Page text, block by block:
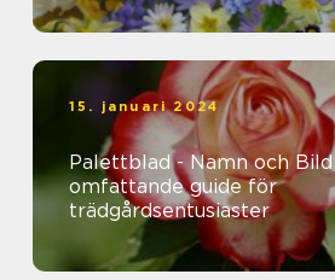
15. januari 2024
Palettblad - Namn och
omfattande guide för
trädgårdsentusiaster